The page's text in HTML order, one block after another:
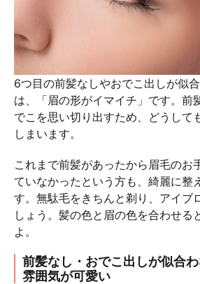
6つ目の前髪なしやおでこ出しが似
は、「眉の形がイマイチ」です。前
でこを思い切り出すため、どうして
しまいます。
これまで前髪があったから眉毛のお
ていなかったという方も、綺麗に整
す。無駄毛をきちんと剃り、アイブ
しょう。髪の色と眉の色を合わせる
よ。
前髪なし・おでこ出しが似合
雰囲気が可愛い